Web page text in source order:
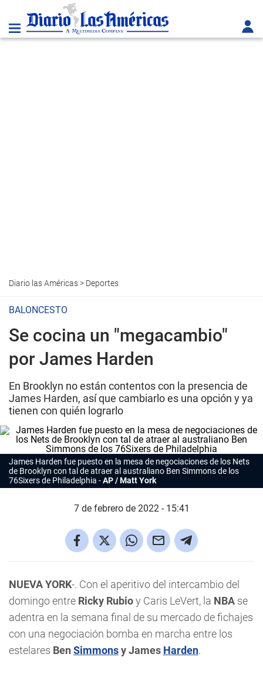
Diario las Américas> Deportes
BALONCESTO
Se cocina un "megacambio"
por James Harden
En Brooklyn no están contentos con la presencia de
James Harden, así que cambiarlo es una opción y ya
tienen con quién lograrlo
James Harden fue puesto en la mesa de negociaciones de los Nets
de Brooklyn con tal de atraer al australiano Ben Simmons de los
76Sixers de Philadelphia
AP / Matt York
7 de febrero de 2022 - 15:41
NUEVA YORK-. Con el aperitivo del intercambio del
domingo entre Ricky Rubioy Caris LeVert, la NBA se
adentra en la semana final de su mercado de fichajes
con una negociación bomba en marcha entre los
estelares Ben Simmonsy James Harden.